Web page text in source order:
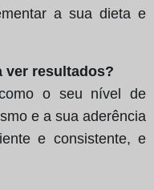
a sua dieta e
ver resultados?
o seu nível de
e a sua aderência
e consistente, e